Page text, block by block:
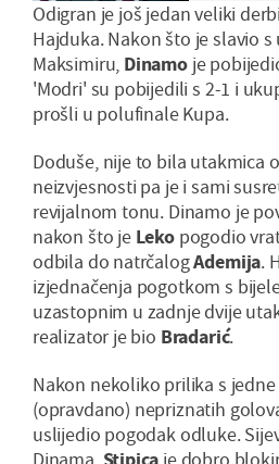
Odigran je još jedan veliki
Hajduka. Nakon što je slavio s
Maksimiru, Dinamo je
'Modri' su pobijedili s 2-1 i
prošli u polufinale Kupa.
Doduše, nije to bila utakmica
neizvjesnosti pa je i sami
revijalnom tonu. Dinamo je
nakon što je Lekopogodio
odbila do natrčalogAdemija.
izjednačenja pogotkom s
uzastopnim u zadnje dvije
realizator je bio Bradarić.
Nakon nekoliko prilika s
(opravdano) nepriznatih
uslijedio pogodak odluke.